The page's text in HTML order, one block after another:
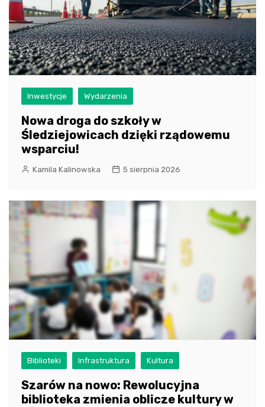
Inwestycje Wydarzenia
Nowa droga do szkoły w
Śledziejowicach dzięki rządowemu
wsparciu!
Kamila Kalinowska 5 sierpnia 2026
Biblioteki Infrastruktura Kultura
Szarów na nowo: Rewolucyjna
biblioteka zmienia oblicze kultury w